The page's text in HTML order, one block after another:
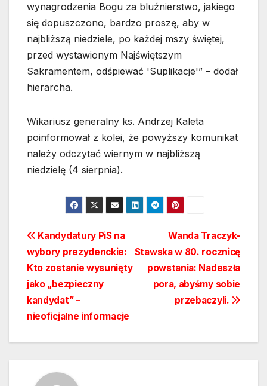
wynagrodzenia Bogu za bluźnierstwo, jakiego
się dopuszczono, bardzo proszę, aby w
najbliższą niedziele, po każdej mszy świętej,
przed wystawionym Najświętszym
Sakramentem, odśpiewać 'Suplikacje'” – dodał
hierarcha.
Wikariusz generalny ks. Andrzej Kaleta
poinformował z kolei, że powyższy komunikat
należy odczytać wiernym w najbliższą
niedzielę (4 sierpnia).
Nawigacja
wpisu
Wanda Traczyk-
Stawska w 80. rocznicę
powstania: Nadeszła
pora, abyśmy sobie
przebaczyli.
Kandydatury PiS na
wybory prezydenckie:
Kto zostanie wysunięty
jako „bezpieczny
kandydat” –
nieoficjalne informacje